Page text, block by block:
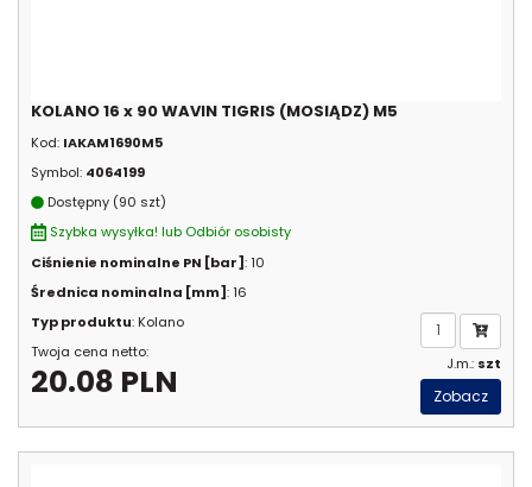
KOLANO 16 x 90 WAVIN TIGRIS (MOSIĄDZ) M5
Kod: IAKAM1690M5
Symbol: 4064199
Dostępny (90 szt)
Szybka wysyłka! lub Odbiór osobisty
Ciśnienie nominalne PN [bar]: 10
Średnica nominalna [mm]: 16
Typ produktu: Kolano
Twoja cena netto:
20.08 PLN J.m.: szt
Zobacz